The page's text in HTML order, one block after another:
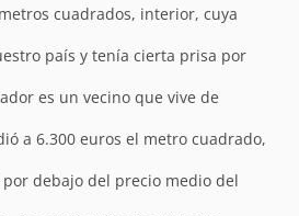
cuadrados, interior, cuya
país y tenía cierta prisa por
es un vecino que vive de
a 6.300 euros el metro cuadrado,
por debajo del precio medio del